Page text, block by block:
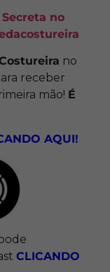
no
no
receber
mão! É
AQUI!
CLICANDO